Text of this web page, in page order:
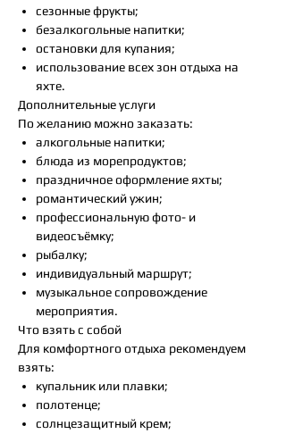
сезонные фрукты;
безалкогольные напитки;
остановки для купания;
использование всех зон отдыха на
яхте.
Дополнительные услуги
По желанию можно заказать:
алкогольные напитки;
блюда из морепродуктов;
праздничное оформление яхты;
романтический ужин;
профессиональную фото- и
видеосъёмку;
рыбалку;
индивидуальный маршрут;
музыкальное сопровождение
мероприятия.
Что взять с собой
Для комфортного отдыха рекомендуем
взять:
купальник или плавки;
полотенце;
солнцезащитный крем;